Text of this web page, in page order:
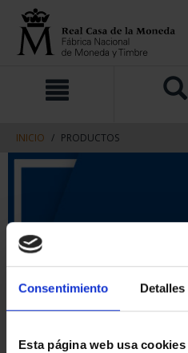
Consentimiento Detalles
Esta página web usa cookies
contenido
navegacin
INICIO PRODUCTOS